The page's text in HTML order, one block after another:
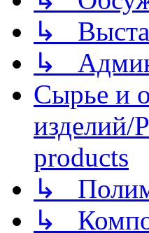
↳
↳
Сырье и
изделий/
products
↳
↳